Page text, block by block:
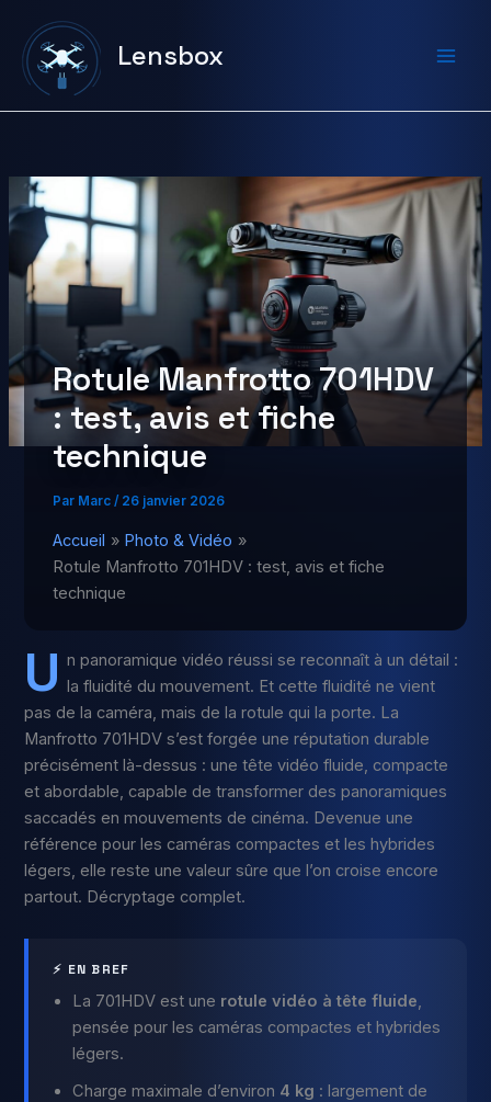
contenu
Lensbox
Rotule Manfrotto 701HDV
: test, avis et fiche
technique
Par Marc/ 26 janvier 2026
Accueil
Photo & Vidéo
Rotule Manfrotto 701HDV : test, avis et fiche
technique
U n panoramique vidéo réussi se reconnaît à un détail :
la fluidité du mouvement. Et cette fluidité ne vient
pas de la caméra, mais de la rotule qui la porte. La
Manfrotto 701HDV s’est forgée une réputation durable
précisément là-dessus : une tête vidéo fluide, compacte
et abordable, capable de transformer des panoramiques
saccadés en mouvements de cinéma. Devenue une
référence pour les caméras compactes et les hybrides
légers, elle reste une valeur sûre que l’on croise encore
partout. Décryptage complet.
⚡ EN BREF
La 701HDV est une rotule vidéo à tête fluide,
pensée pour les caméras compactes et hybrides
légers.
Charge maximale d’environ 4 kg : largement de